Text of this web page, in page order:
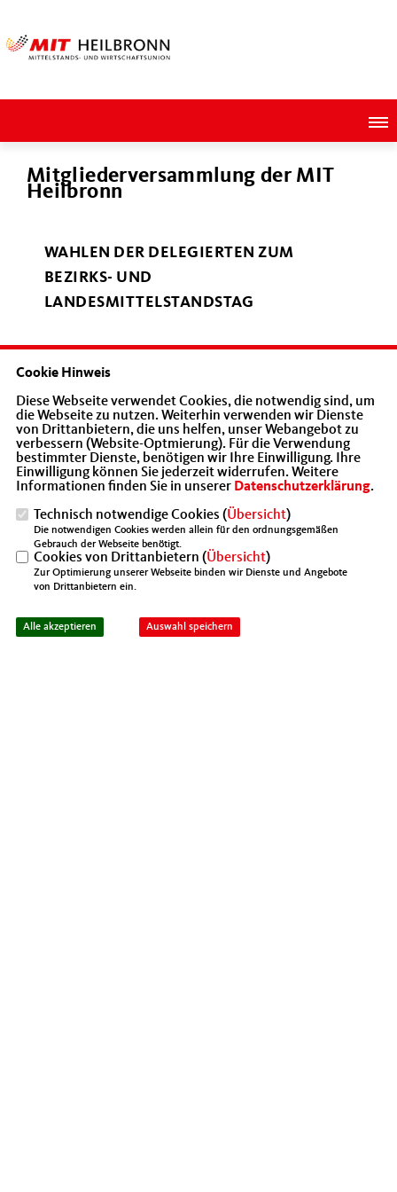
Mitgliederversammlung der MIT
Heilbronn
WAHLEN DER DELEGIERTEN ZUM
BEZIRKS- UND
LANDESMITTELSTANDSTAG
Sicht und trotzdem dreht sich das politische
Rad weiter. Während einige
Wirtschaftsbereiche inzwischen gut aus der
Krise gekommen sind, hängen andere tief in
den Seilen und kämpfen um das
wirtschaftliche Überleben. In den
anstehenden Landtags- und
Bundestagswahlen wird es auch darum
gehen wirtschaftspolitische Impulse zu
setzen. Als MIT Heilbronn wollen wir hierzu
unseren Beitrag leisten. Dazu müssen wir
auch personell aufgestellt sein. Für die
anstehenden Bezirks- und
Landesmittelstandstage gilt es daher
Cookie Hinweis
Diese Webseite verwendet Cookies, die notwendig sind, um
die Webseite zu nutzen. Weiterhin verwenden wir Dienste
von Drittanbietern, die uns helfen, unser Webangebot zu
verbessern (Website-Optmierung). Für die Verwendung
bestimmter Dienste, benötigen wir Ihre Einwilligung. Ihre
Einwilligung können Sie jederzeit widerrufen. Weitere
Informationen finden Sie in unserer Datenschutzerklärung.
Technisch notwendige Cookies (Übersicht)
Die notwendigen Cookies werden allein für den ordnungsgemäßen
Gebrauch der Webseite benötigt.
Cookies von Drittanbietern (Übersicht)
Zur Optimierung unserer Webseite binden wir Dienste und Angebote
von Drittanbietern ein.
Alle akzeptieren Auswahl speichern